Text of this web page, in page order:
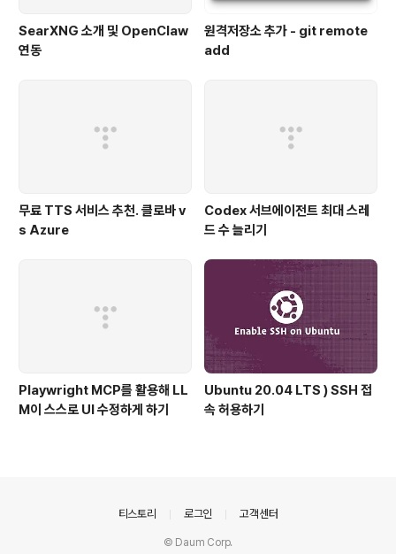
SearXNG 소개 및 OpenClaw
연동
원격저장소 추가 - git remote
add
무료 TTS 서비스 추천. 클로바 v
s Azure
Codex 서브에이전트 최대 스레
드 수 늘리기
Playwright MCP를 활용해 LL
M이 스스로 UI 수정하게 하기
Ubuntu 20.04 LTS ) SSH 접
속 허용하기
티스토리 로그인 고객센터
© Daum Corp.